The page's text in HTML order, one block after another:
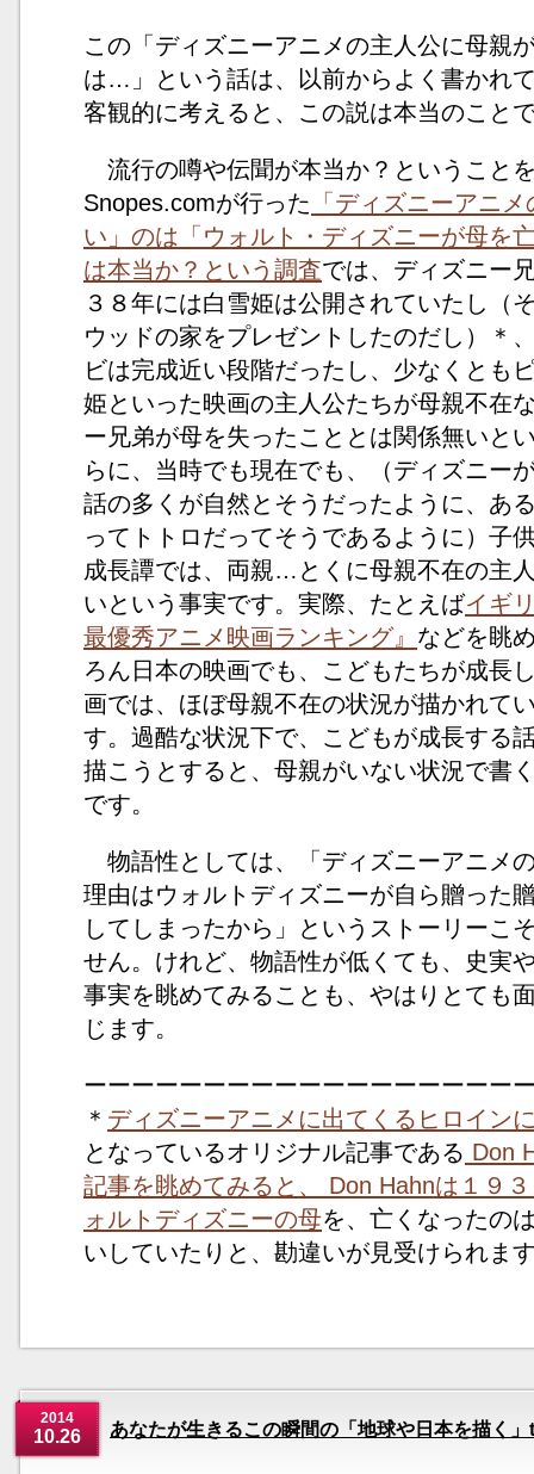
この「ディズニーアニメの主人公に母親
は…」という話は、以前からよく書かれ
客観的に考えると、この説は本当のこと
流行の噂や伝聞が本当か？ということ
Snopes.comが行った 「ディズニーアニ
い」のは「ウォルト・ディズニーが母を
は本当か？という調査では、ディズニー
３８年には白雪姫は公開されていたし（
ウッドの家をプレゼントしたのだし）＊
ビは完成近い段階だったし、少なくとも
姫といった映画の主人公たちが母親不在
ー兄弟が母を失ったこととは関係無いと
らに、当時でも現在でも、（ディズニー
話の多くが自然とそうだったように、あ
ってトトロだってそうであるように）子
成長譚では、両親…とくに母親不在の主
いという事実です。実際、たとえばイギ
最優秀アニメ映画ランキング』 などを眺
ろん日本の映画でも、こどもたちが成長
画では、ほぼ母親不在の状況が描かれて
す。過酷な状況下で、こどもが成長する
描こうとすると、母親がいない状況で書
です。
物語性としては、「ディズニーアニメ
理由はウォルトディズニーが自ら贈った
してしまったから」というストーリーこ
せん。けれど、物語性が低くても、史実
事実を眺めてみることも、やはりとても
じます。
ーーーーーーーーーーーーーーーーーー
＊ ディズニーアニメに出てくるヒロイン
となっているオリジナル記事である Don
記事を眺めてみると、 Don Hahnは １９
ォルトディズニーの母を、亡くなったの
いしていたりと、勘違いが見受けられま
2014
10.26 あなたが生きるこの瞬間の「地球や日本を描く